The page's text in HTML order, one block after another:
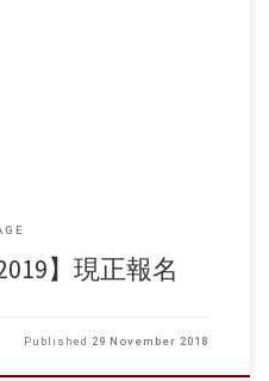
】現正報名
Published 29 November 2018